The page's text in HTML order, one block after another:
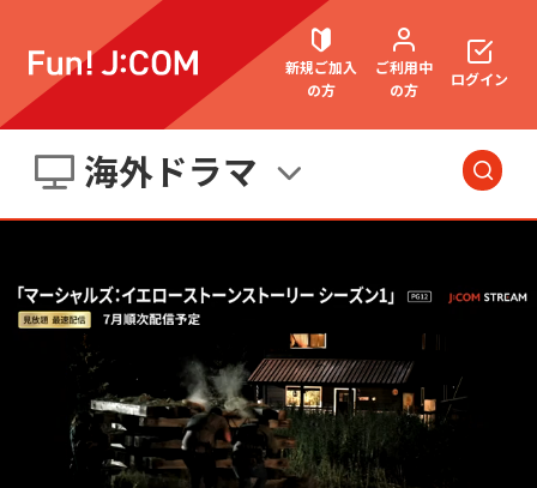
新規ご加入
の方
ご利用中
の方
契約内容確認・変更
お困りごと解決・よくあるご質問
ウェブメール マガジン
ログイン
海外ドラマ
今日・明日の 番組 洋画
海外ドラマ
国内ドラマ アジアドラマ
スポーツ アニメ・キッズ